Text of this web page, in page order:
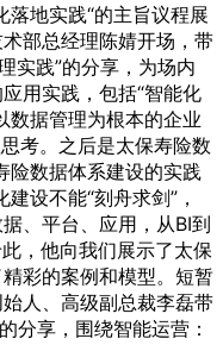
落地实践“的主旨议程展
部总经理陈婧开场，带
实践”的分享，为场内
用实践，包括“智能化
数据管理为根本的企业
考。之后是太保寿险数
险数据体系建设的实践
设不能“刻舟求剑”，
、平台、应用，从BI到
，他向我们展示了太保
彩的案例和模型。短暂
人、高级副总裁李磊带
分享，围绕智能运营：